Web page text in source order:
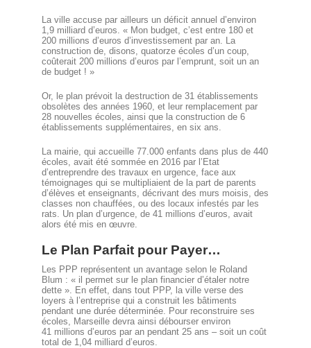
La ville accuse par ailleurs un déficit annuel d’environ
1,9 milliard d’euros. « Mon budget, c’est entre 180 et
200 millions d’euros d’investissement par an. La
construction de, disons, quatorze écoles d’un coup,
coûterait 200 millions d’euros par l’emprunt, soit un an
de budget ! »
Or, le plan prévoit la destruction de 31 établissements
obsolètes des années 1960, et leur remplacement par
28 nouvelles écoles, ainsi que la construction de 6
établissements supplémentaires, en six ans.
La mairie, qui accueille 77.000 enfants dans plus de 440
écoles, avait été sommée en 2016 par l’Etat
d’entreprendre des travaux en urgence, face aux
témoignages qui se multipliaient de la part de parents
d’élèves et enseignants, décrivant des murs moisis, des
classes non chauffées, ou des locaux infestés par les
rats. Un plan d’urgence, de 41 millions d’euros, avait
alors été mis en œuvre.
Le Plan Parfait pour Payer…
Les PPP représentent un avantage selon le Roland
Blum : « il permet sur le plan financier d’étaler notre
dette ». En effet, dans tout PPP, la ville verse des
loyers à l’entreprise qui a construit les bâtiments
pendant une durée déterminée. Pour reconstruire ses
écoles, Marseille devra ainsi débourser environ
41 millions d’euros par an pendant 25 ans – soit un coût
total de 1,04 milliard d’euros.